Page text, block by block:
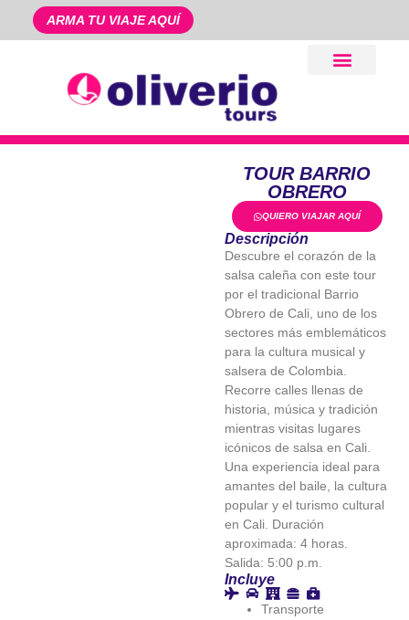
ARMA TU VIAJE AQUÍ
TOUR BARRIO
OBRERO
QUIERO VIAJAR AQUÍ
Descripción
Descubre el corazón de la
salsa caleña con este tour
por el tradicional Barrio
Obrero de Cali, uno de los
sectores más emblemáticos
para la cultura musical y
salsera de Colombia.
Recorre calles llenas de
historia, música y tradición
mientras visitas lugares
icónicos de salsa en Cali.
Una experiencia ideal para
amantes del baile, la cultura
popular y el turismo cultural
en Cali. Duración
aproximada: 4 horas.
Salida: 5:00 p.m.
Incluye
Transporte